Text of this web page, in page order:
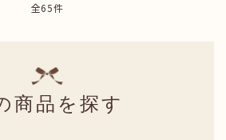
全65件
商品を探す